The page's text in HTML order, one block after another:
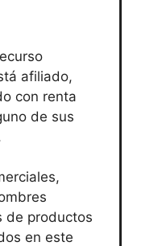
afiliado,
con renta
de sus
de productos
en este